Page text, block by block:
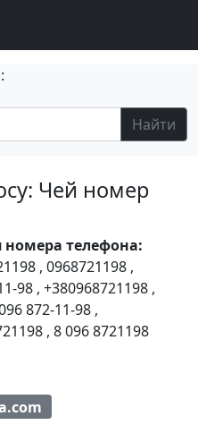
Найти
Чей номер
телефона:
, 0968721198 ,
98 , +380968721198 ,
872-11-98 ,
, 8 096 8721198